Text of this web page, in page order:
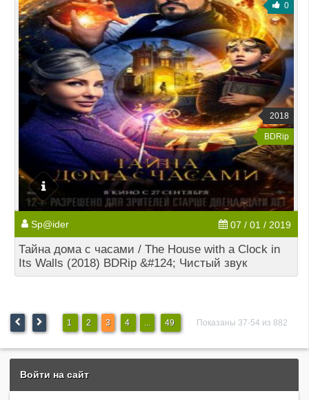
0
2018
BDRip
Sp@ider 07 / 01 / 2019
Тайна дома с часами / The House with a Clock in
Its Walls (2018) BDRip &#124; Чистый звук
1 2 3 4 ... 49 Показаны 37-54 из 882
Войти на сайт